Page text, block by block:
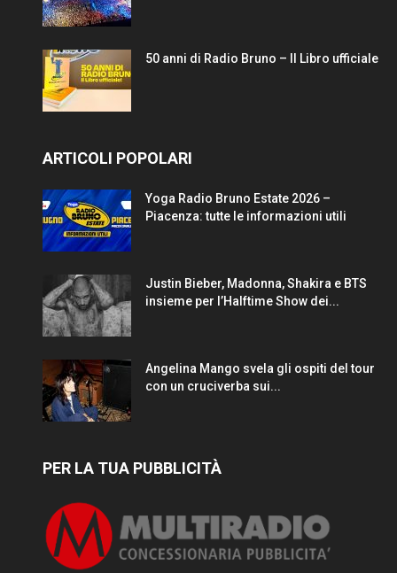
50 anni di Radio Bruno – Il Libro ufficiale
ARTICOLI POPOLARI
Yoga Radio Bruno Estate 2026 –
Piacenza: tutte le informazioni utili
Justin Bieber, Madonna, Shakira e BTS
insieme per l’Halftime Show dei...
Angelina Mango svela gli ospiti del tour
con un cruciverba sui...
PER LA TUA PUBBLICITÀ